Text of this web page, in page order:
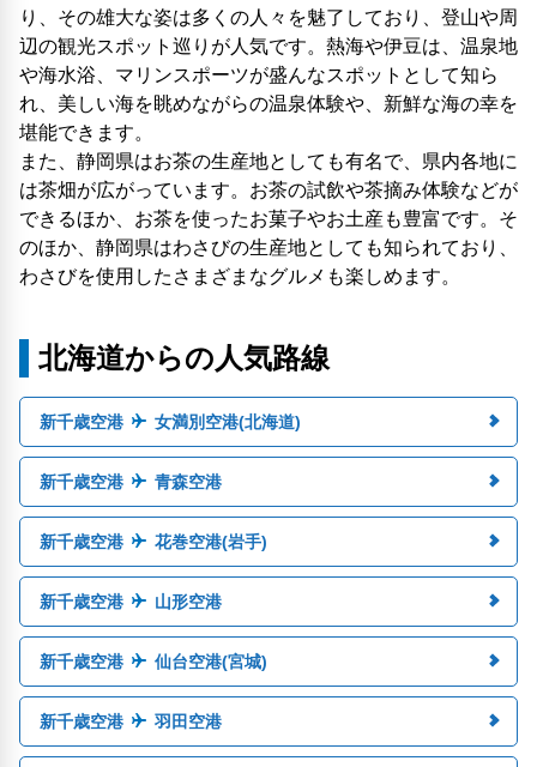
り、その雄大な姿は多くの人々を魅了しており、登山や周
辺の観光スポット巡りが人気です。熱海や伊豆は、温泉地
や海水浴、マリンスポーツが盛んなスポットとして知ら
れ、美しい海を眺めながらの温泉体験や、新鮮な海の幸を
堪能できます。
また、静岡県はお茶の生産地としても有名で、県内各地に
は茶畑が広がっています。お茶の試飲や茶摘み体験などが
できるほか、お茶を使ったお菓子やお土産も豊富です。そ
のほか、静岡県はわさびの生産地としても知られており、
わさびを使用したさまざまなグルメも楽しめます。
北海道からの人気路線
新千歳空港 女満別空港(北海道)
新千歳空港 青森空港
新千歳空港 花巻空港(岩手)
新千歳空港 山形空港
新千歳空港 仙台空港(宮城)
新千歳空港 羽田空港